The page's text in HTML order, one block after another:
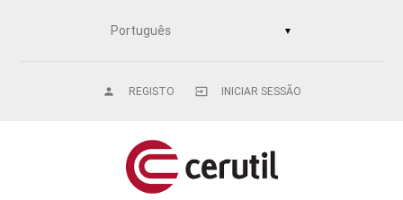
▼
REGISTO
person INICIAR SESSÃO
input